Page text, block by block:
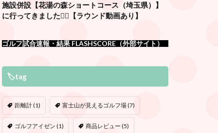
施設併設【花湯の森ショートコース（埼玉県）】
に行ってきました🏌️‍♂️【ラウンド動画あり】
ゴルフ試合速報・結果 FLASHSCORE（外部サイト）
🏷tag
距離計(1) 富士山が見えるゴルフ場(7)
ゴルフアイゼン (1) 商品レビュー (5)